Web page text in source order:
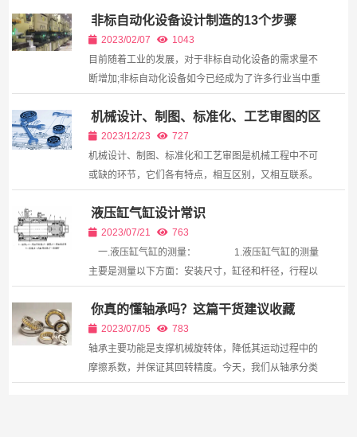
非标自动化设备设计制造的13个步骤
2023/02/07
1043
目前随着工业的发展，对于非标自动化设备的需求量不
断增加;非标自动化设备如今已经成为了许多行业当中重
要辅助设备，当我们需要非标自动化设备时，那么非标
自动化设备设计制造步骤是怎样的呢? 一、确定开...
机械设计、制图、标准化、工艺审图的区
别？2023/12/23
727
机械设计、制图、标准化和工艺审图是机械工程中不可
或缺的环节，它们各有特点，相互区别，又相互联系。
本文将详细介绍这四者的概念、区别及其在工程实践中
的意义。 一、机械设计 机械设计是机械工程的...
液压缸气缸设计常识
2023/07/21
763
一.液压缸气缸的测量： 1.液压缸气缸的测量
主要是测量以下方面：安装尺寸，缸径和杆径，行程以
及外部特殊结构。有标牌的要记录标牌上的一切内容，
对于带位移传感器或接近开关的，要记录其型号。缸体
内...
你真的懂轴承吗？这篇干货建议收藏
2023/07/05
783
轴承主要功能是支撑机械旋转体，降低其运动过程中的
摩擦系数，并保证其回转精度。今天，我们从轴承分类
的角度，进一步了解它。按运动元件摩擦性质的不同，